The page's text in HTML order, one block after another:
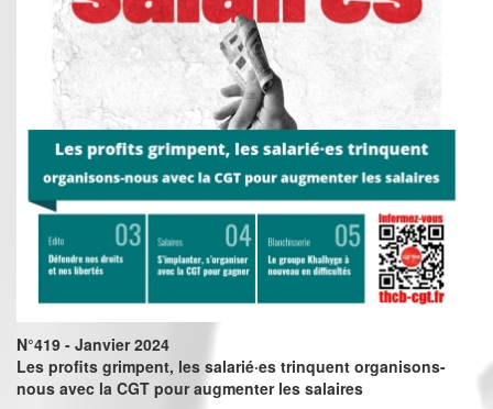
N°419 - Janvier 2024
Les profits grimpent, les salarié·es trinquent organisons-
nous avec la CGT pour augmenter les salaires